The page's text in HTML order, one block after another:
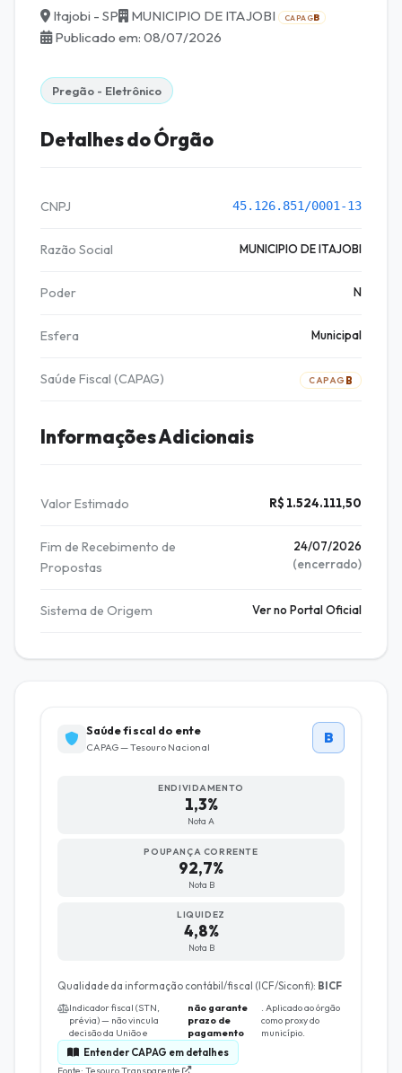
Itajobi - SP MUNICIPIO DE ITAJOBI CAPAGB
Publicado em: 08/07/2026
Pregão - Eletrônico
Detalhes do Órgão
CNPJ 45.126.851/0001-13
Razão Social MUNICIPIO DE ITAJOBI
Poder N
Esfera Municipal
Saúde Fiscal (CAPAG) CAPAG B
Informações Adicionais
Valor Estimado R$ 1.524.111,50
Fim de Recebimento de
Propostas
24/07/2026
(encerrado)
Sistema de Origem Ver no Portal Oficial
Saúde fiscal do ente
CAPAG — Tesouro Nacional
B
ENDIVIDAMENTO
1,3%
Nota A
POUPANÇA CORRENTE
92,7%
Nota B
LIQUIDEZ
4,8%
Nota B
Qualidade da informação contábil/fiscal (ICF/Siconfi): BICF
Indicador fiscal (STN,
prévia) — não vincula
decisão da União e
não garante
prazo de
pagamento
. Aplicado ao órgão
como proxy do
município.
Entender CAPAG em detalhes